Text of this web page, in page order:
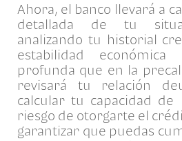
Ahora, el banco llevará a
detallada de tu
analizando tu historial
estabilidad
profunda que en la
revisará tu relación
calcular tu capacidad de
riesgo de otorgarte el
garantizar que puedas